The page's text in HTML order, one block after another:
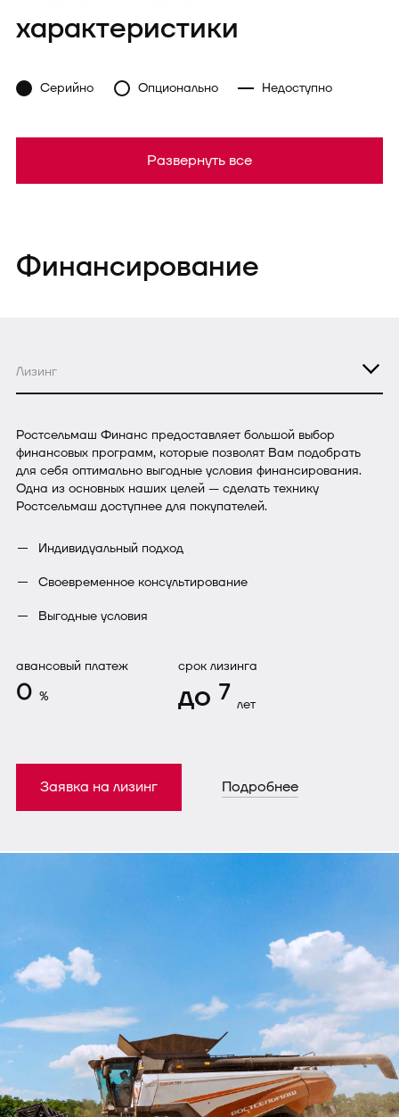
характеристики
Серийно Опционально Недоступно
Развернуть все
Финансирование
Лизинг
Ростсельмаш Финанс предоставляет большой выбор
финансовых программ, которые позволят Вам подобрать
для себя оптимально выгодные условия финансирования.
Одна из основных наших целей — сделать технику
Ростсельмаш доступнее для покупателей.
Индивидуальный подход
Своевременное консультирование
Выгодные условия
авансовый платеж
0 %
срок лизинга
до 7 лет
Заявка на лизинг Подробнее